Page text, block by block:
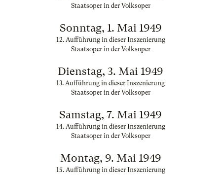
Staatsoper in der Volksoper
Sonntag, 1. Mai 1949
12. Aufführung in dieser Inszenierung
Staatsoper in der Volksoper
Dienstag, 3. Mai 1949
13. Aufführung in dieser Inszenierung
Staatsoper in der Volksoper
Samstag, 7. Mai 1949
14. Aufführung in dieser Inszenierung
Staatsoper in der Volksoper
Montag, 9. Mai 1949
15. Aufführung in dieser Inszenierung